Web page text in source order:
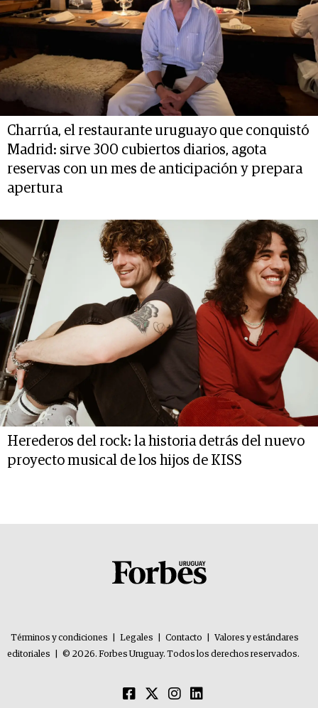
Charrúa, el restaurante uruguayo que conquistó
Madrid: sirve 300 cubiertos diarios, agota
reservas con un mes de anticipación y prepara
apertura
Herederos del rock: la historia detrás del nuevo
proyecto musical de los hijos de KISS
Términos y condiciones Legales Contacto
Valores y estándares
editoriales
© 2026. Forbes Uruguay. Todos los derechos reservados.